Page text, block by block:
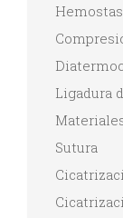
Ligadura
Sutura